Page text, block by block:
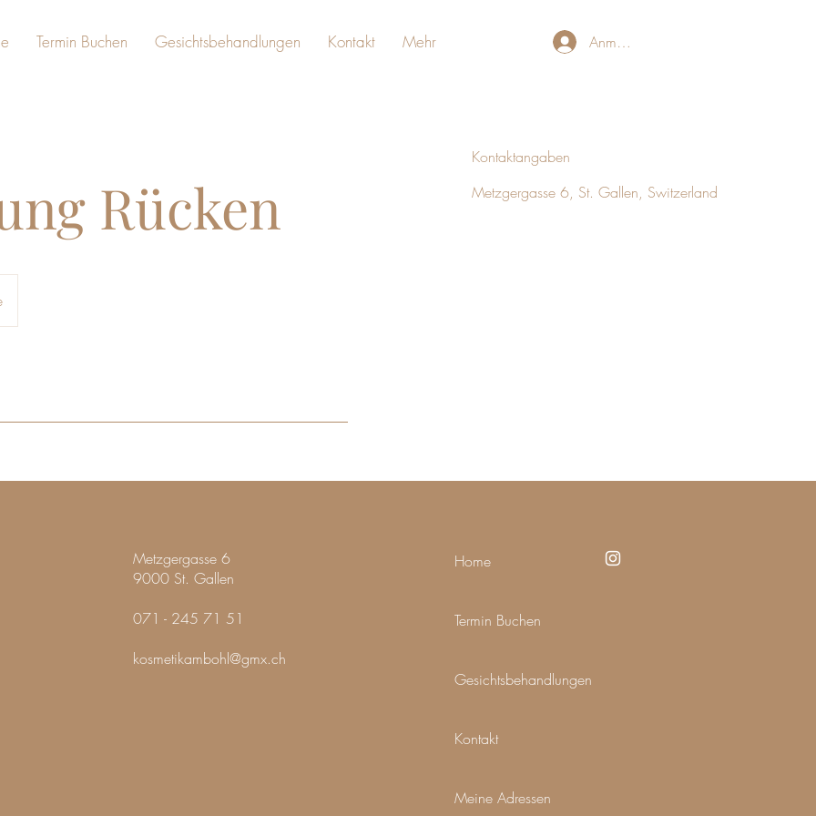
Termin Buchen Gesichtsbehandlungen Kontakt Mehr Anmelden
Rücken
Kontaktangaben
Metzgergasse 6, St. Gallen, Switzerland
Metzgergasse 6
9000 St. Gallen
071 - 245 71 51
kosmetikambohl@gmx.ch
Home
Termin Buchen
Gesichtsbehandlungen
Kontakt
Meine Adressen